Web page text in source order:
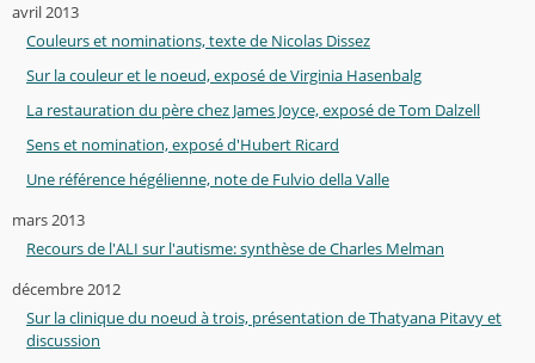
avril 2013
Couleurs et nominations, texte de Nicolas Dissez
Sur la couleur et le noeud, exposé de Virginia Hasenbalg
La restauration du père chez James Joyce, exposé de Tom Dalzell
Sens et nomination, exposé d'Hubert Ricard
Une référence hégélienne, note de Fulvio della Valle
mars 2013
Recours de l'ALI sur l'autisme: synthèse de Charles Melman
décembre 2012
Sur la clinique du noeud à trois, présentation de Thatyana Pitavy et
discussion